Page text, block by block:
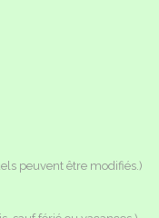
peuvent être modifiés.)